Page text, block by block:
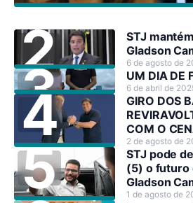
STJ
Gladson
6 de agosto de
UM DIA DE
6 de abril de
GIRO DOS
COM O
2 de agosto de
STJ pode
(5) o futuro
Gladson
1 de agosto de